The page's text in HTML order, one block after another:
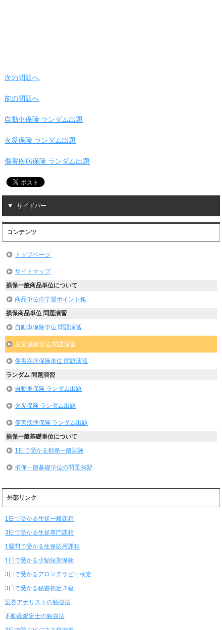
次の問題へ
前の問題へ
自動車保険 ランダム出題
火災保険 ランダム出題
傷害疾病保険 ランダム出題
サイドバー
コンテンツ
トップページ
サイトマップ
損保一般商品単位について
商品単位の学習ポイント集
損保商品単位 問題演習
自動車保険単位 問題演習
火災保険単位 問題演習
傷害疾病保険単位 問題演習
ランダム 問題演習
自動車保険 ランダム出題
火災保険 ランダム出題
傷害疾病保険 ランダム出題
損保一般基礎単位について
1日で受かる損保一般試験
損保一般基礎単位の問題演習
外部リンク
1日で受かる生保一般課程
3日で受かる生保専門課程
1週間で受かる生保応用課程
1日で受かる少額短期保険
3日で受かるアロマテラピー検定
3日で受かる秘書検定３級
証券アナリストの勉強法
不動産鑑定士の勉強法